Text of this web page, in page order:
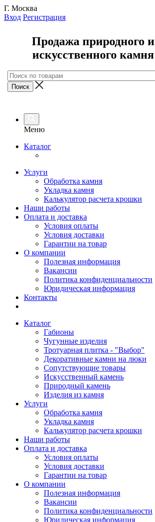
Г. Москва
Вход Регистрация
Продажа природного и
искусственного камня
Меню
Каталог
Услуги
Обработка камня
Укладка камня
Калькулятор расчета крошки
Наши работы
Оплата и доставка
Условия оплаты
Условия доставки
Гарантии на товар
О компании
Полезная информация
Вакансии
Политика конфиденциальности
Юридическая информация
Контакты
Каталог
Габионы
Чугунные изделия
Тротуарная плитка - "Выбор"
Декоративные камни на люки
Сопутствующие товары
Искусственный камень
Природный камень
Изделия из камня
Услуги
Обработка камня
Укладка камня
Калькулятор расчета крошки
Наши работы
Оплата и доставка
Условия оплаты
Условия доставки
Гарантии на товар
О компании
Полезная информация
Вакансии
Политика конфиденциальности
Юридическая информация